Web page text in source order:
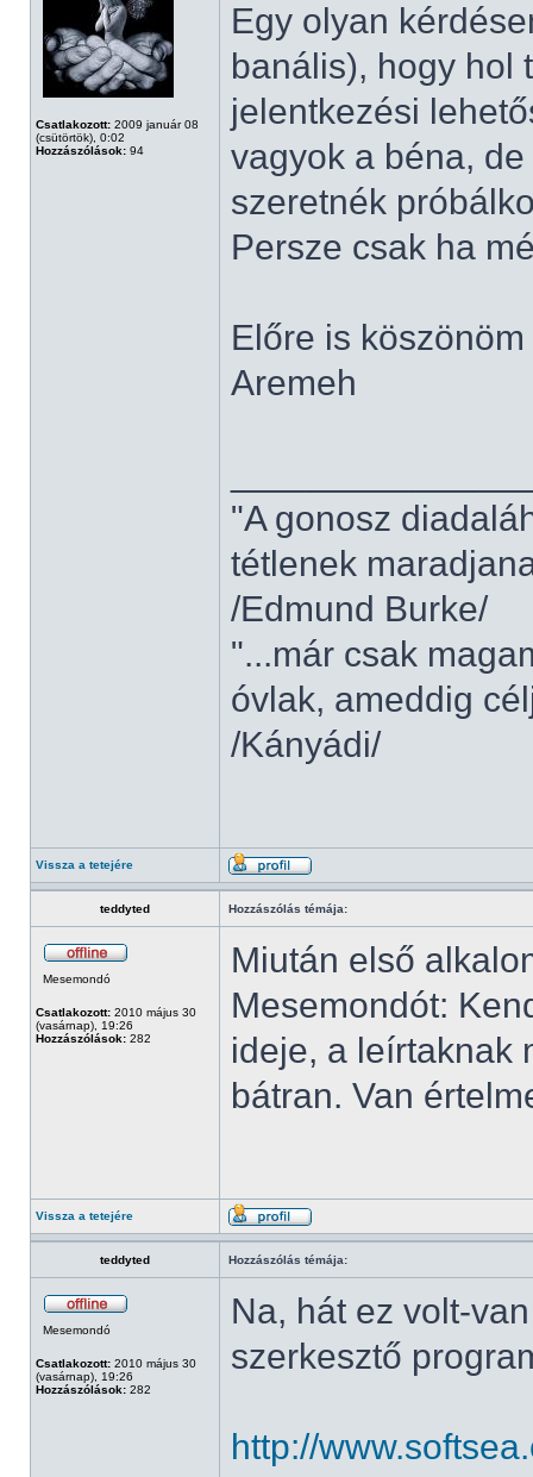
Csatlakozott: 2009 január 08
(csütörtök), 0:02
Hozzászólások: 94
Egy olyan
banális), hogy hol
jelentkezési
vagyok a béna,
szeretnék
Persze csak ha
Előre is köszönöm
Aremeh
"A gonosz
tétlenek
/Edmund Burke/
"...már csak
óvlak, ameddig
/Kányádi/
Vissza a tetejére
teddyted Hozzászólás témája:
Mesemondó
Csatlakozott: 2010 május 30
(vasárnap), 19:26
Hozzászólások: 282
Miután első
Mesemondót:
ideje, a leírtaknak
bátran. Van
Vissza a tetejére
teddyted Hozzászólás témája:
Mesemondó
Csatlakozott: 2010 május 30
(vasárnap), 19:26
Hozzászólások: 282
Na, hát ez volt-
szerkesztő
http://